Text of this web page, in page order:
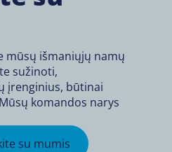
mūsų išmaniųjų namų
sužinoti,
įrenginius, būtinai
komandos narys
su mumis